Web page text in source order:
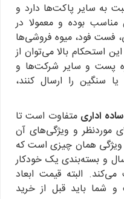
به سایر پاکت‌ها دارد و
مناسب بوده و معمولا در
فست فود‌، میوه فروشی‌ها
استحکام بالا می‌توان از
پست و سایر شرکت‌ها و
سنگین را ارسال کنند،
اداری متفاوت است تا
موردنظر و ویژگی‌های آن
ویژگی همان چیزی است که
و بسته‌بندی یک خودکار
البته قیمت ابعاد
شما باید قبل از خرید